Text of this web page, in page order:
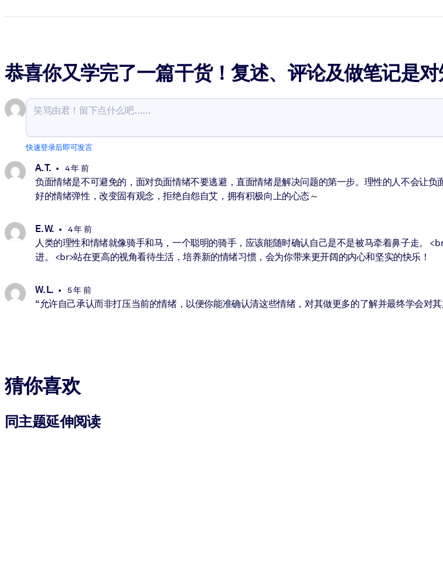
恭喜你又学完了一篇干货！复述、评论及做笔记是
快速登录后即可发言
A. T. 4 年 前
负面情绪是不可避免的，面对负面情绪不要逃避，直面情绪是解决问题的第一步。理性的人不会让
好的情绪弹性，改变固有观念，拒绝自怨自艾，拥有积极向上的心态～
E. W. 4 年 前
人类的理性和情绪就像骑手和马，一个聪明的骑手，应该能随时确认自己是不是被马牵着鼻子走。
进。 <br>站在更高的视角看待生活，培养新的情绪习惯，会为你带来更开阔的内心和坚实的快乐！
W. L. 5 年 前
“允许自己承认而非打压当前的情绪，以便你能准确认清这些情绪，对其做更多的了解并最终学会对
猜你喜欢
同主题延伸阅读